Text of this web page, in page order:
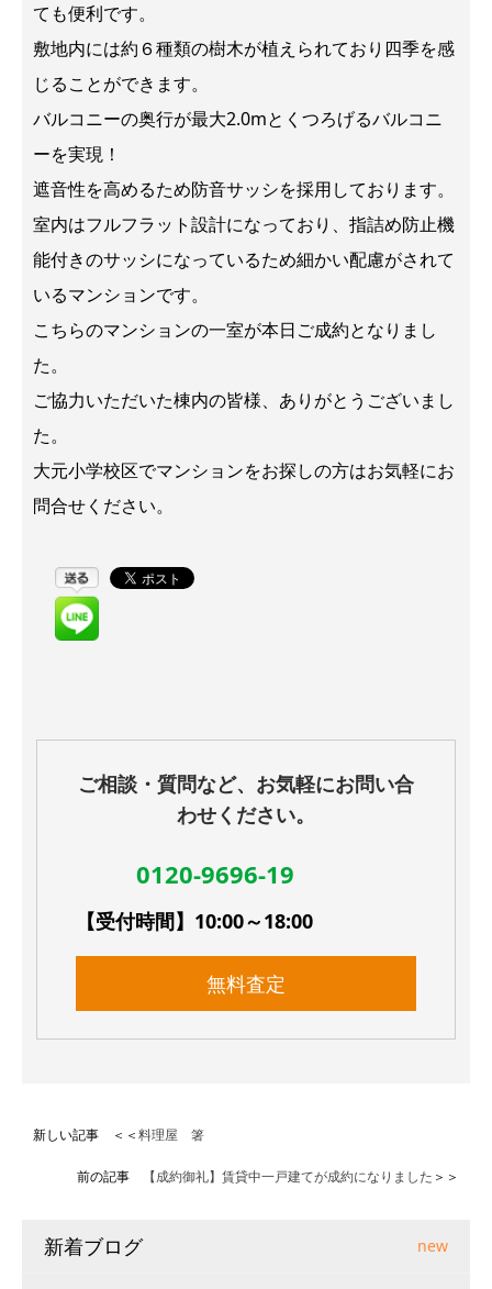
ても便利です。
敷地内には約６種類の樹木が植えられており四季を感
じることができます。
バルコニーの奥行が最大2.0mとくつろげるバルコニ
ーを実現！
遮音性を高めるため防音サッシを採用しております。
室内はフルフラット設計になっており、指詰め防止機
能付きのサッシになっているため細かい配慮がされて
いるマンションです。
こちらのマンションの一室が本日ご成約となりまし
た。
ご協力いただいた棟内の皆様、ありがとうございまし
た。
大元小学校区でマンションをお探しの方はお気軽にお
問合せください。
ご相談・質問など、お気軽にお問い合
わせください。
0120-9696-19
【受付時間】10:00～18:00
無料査定
新しい記事 ＜＜料理屋 箸
前の記事 【成約御礼】賃貸中一戸建てが成約になりました ＞＞
新着ブログ new